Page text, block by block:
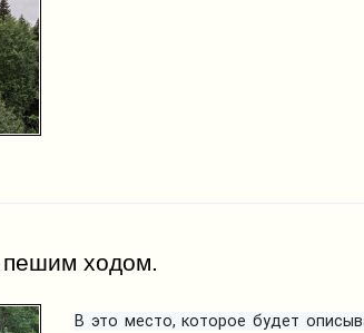
ходом.
В это место,которое будет